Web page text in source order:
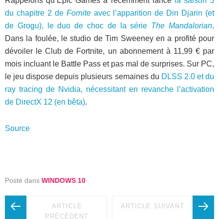
du chapitre 2 de Forniteavec l’apparition de Din Djarin (et
de Grogu), le duo de choc de la série The Mandalorian.
Dans la foulée, le studio de Tim Sweeney en a profité pour
dévoiler le Club de Fortnite, un abonnement à 11,99 € par
mois incluant le Battle Pass et pas mal de surprises. Sur PC,
le jeu dispose depuis plusieurs semaines du DLSS 2.0 et du
ray tracing de Nvidia, nécessitant en revanche l’activation
de DirectX 12 (en bêta).
Source
Posté dans WINDOWS 10
ARTICLE
PRÉCÉDENT
ARTICLE SUIVANT